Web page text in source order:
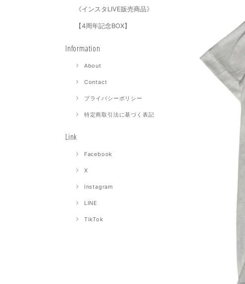
《インスタLIVE販売商品》
【4周年記念BOX】
Information
About
Contact
プライバシーポリシー
特定商取引法に基づく表記
Link
Facebook
X
Instagram
LINE
TikTok